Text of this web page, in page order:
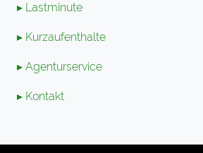
▸ Lastminute
▸ Kurzaufenthalte
▸ Agenturservice
▸ Kontakt